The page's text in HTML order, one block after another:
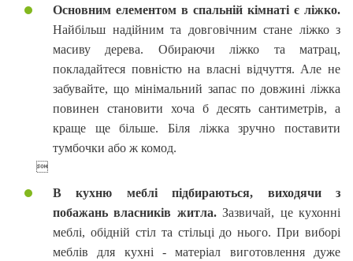
Основним елементом в спальній кімнаті є ліжко.
Найбільш надійним та довговічним стане ліжко з
масиву дерева. Обираючи ліжко та матрац,
покладайтеся повністю на власні відчуття. Але не
забувайте, що мінімальний запас по довжині ліжка
повинен становити хоча б десять сантиметрів, а
краще ще більше. Біля ліжка зручно поставити
тумбочки або ж комод.

В кухню меблі підбираються, виходячи з
побажань власників житла.Зазвичай, це кухонні
меблі, обідній стіл та стільці до нього. При виборі
меблів для кухні - матеріал виготовлення дуже